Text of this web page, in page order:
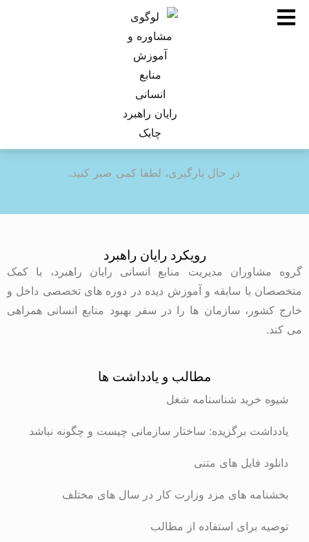
در حال بارگیری، لطفا کمی صبر کنید.
رویکرد رایان راهبرد
گروه مشاوران مدیریت منابع انسانی رایان راهبرد، با کمک
متخصصان با سابقه و آموزش دیده در دوره های تخصصی داخل و
خارج کشور، سازمان ها را در سفر بهبود منابع انسانی همراهی
می کند.
مطالب و یادداشت ها
شیوه خرید شناسنامه شغل
یادداشت برگزیده: ساختار سازمانی چیست و چگونه نباشد
دانلود فایل های متنی
بخشنامه های مزد وزارت کار در سال های مختلف
توصیه برای استفاده از مطالب